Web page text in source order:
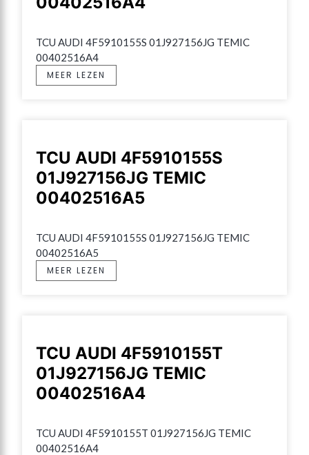
TCU AUDI 4F5910155S 01J927156JG TEMIC
00402516A4
MEER LEZEN
TCU AUDI 4F5910155S
01J927156JG TEMIC
00402516A5
TCU AUDI 4F5910155S 01J927156JG TEMIC
00402516A5
MEER LEZEN
TCU AUDI 4F5910155T
01J927156JG TEMIC
00402516A4
TCU AUDI 4F5910155T 01J927156JG TEMIC
00402516A4